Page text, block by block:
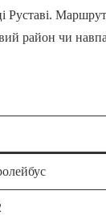
район чи